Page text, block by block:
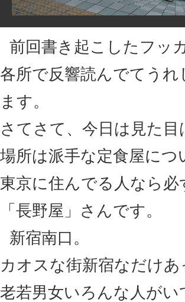
前回書き起こしたフッ
各所で反響読んでてう
ます。
さてさて、今日は見た目
場所は派手な定食屋に
東京に住んでる人なら
「長野屋」さんです。
新宿南口。
カオスな街新宿なだけ
老若男女いろんな人が